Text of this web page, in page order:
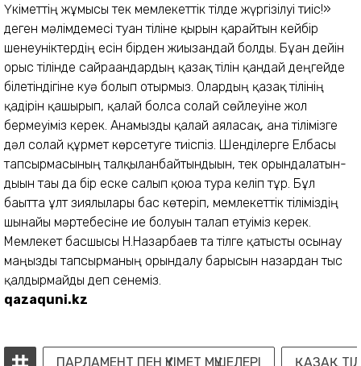
Үкіметтің жұмысы тек мемлекеттік тілде жүргізілуі тиіс!»
деген мәлімдемесі туған тіліне қырын қарайтын кейбір
шенеуніктердің есін бірден жиғызғандай болды. Бұған дейін
орыс тілінде сайраған­дардың қазақ тілін қандай деңгейде
білетіндігіне куә болып отырмыз. Олардың қазақ тілінің
қадірін қашырып, қалай болса солай сөйлеуіне жол
бермеуіміз керек. Анамызды қалай аяласақ, ана тілімізге
дәл солай құрмет көрсетуге тиіспіз. Шенділерге Елбасы
тапсырмасының талқыланбайтындығын, тек орында­латын­
дығын тағы да бір еске салып қоюға тура келіп тұр. Бұл
бағытта ұлт зиялылары бас көтеріп, мемлекеттік тіліміздің
шынайы мәртебесіне ие болуын талап етуіміз керек.
Мемлекет басшысы Н.Назарбаев та тілге қатысты осынау
маңызды тапсырманың орындалу барысын назардан тыс
қалдыр­майды деп сенеміз.
qazaquni.kz
ПАРЛАМЕНТ ПЕН ҮКІМЕТ МҮШЕЛЕРІ ҚАЗАҚ